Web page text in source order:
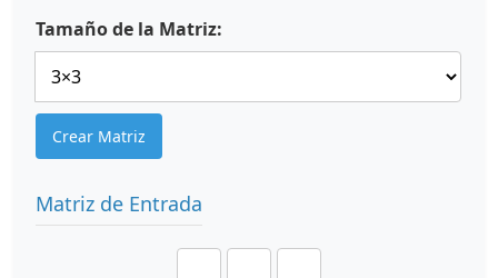
Tamaño de la Matriz:
Crear Matriz
Matriz de Entrada